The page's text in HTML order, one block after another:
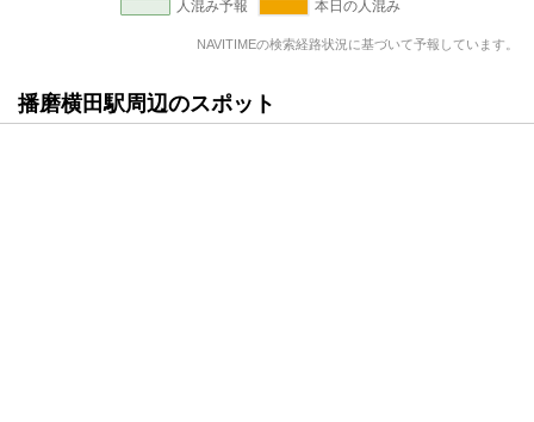
NAVITIMEの検索経路状況に基づいて予報しています。
播磨横田駅周辺のスポット